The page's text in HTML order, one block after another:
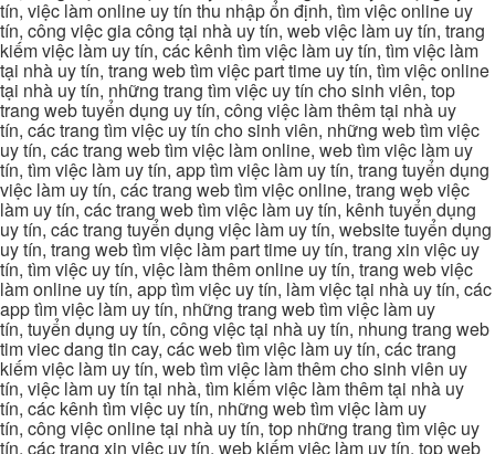
tín, việc làm online uy tín thu nhập ổn định, tìm việc online uy
tín, công việc gia công tại nhà uy tín, web việc làm uy tín, trang
kiếm việc làm uy tín, các kênh tìm việc làm uy tín, tìm việc làm
tại nhà uy tín, trang web tìm việc part time uy tín, tìm việc online
tại nhà uy tín, những trang tìm việc uy tín cho sinh viên, top
trang web tuyển dụng uy tín, công việc làm thêm tại nhà uy
tín, các trang tìm việc uy tín cho sinh viên, những web tìm việc
uy tín, các trang web tìm việc làm online, web tìm việc làm uy
tín, tìm việc làm uy tín, app tìm việc làm uy tín, trang tuyển dụng
việc làm uy tín, các trang web tìm việc online, trang web việc
làm uy tín, các trang web tìm việc làm uy tín, kênh tuyển dụng
uy tín, các trang tuyển dụng việc làm uy tín, website tuyển dụng
uy tín, trang web tìm việc làm part time uy tín, trang xin việc uy
tín, tìm việc uy tín, việc làm thêm online uy tín, trang web việc
làm online uy tín, app tìm việc uy tín, làm việc tại nhà uy tín, các
app tìm việc làm uy tín, những trang web tìm việc làm uy
tín, tuyển dụng uy tín, công việc tại nhà uy tín, nhung trang web
tim viec dang tin cay, các web tìm việc làm uy tín, các trang
kiếm việc làm uy tín, web tìm việc làm thêm cho sinh viên uy
tín, việc làm uy tín tại nhà, tìm kiếm việc làm thêm tại nhà uy
tín, các kênh tìm việc uy tín, những web tìm việc làm uy
tín, công việc online tại nhà uy tín, top những trang tìm việc uy
tín, các trang xin việc uy tín, web kiếm việc làm uy tín, top web